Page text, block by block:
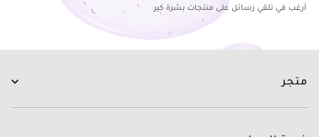
أرغب في تلقي رسائل على منتجات بشرة كير
متجر